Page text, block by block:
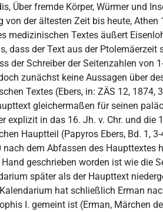
Über fremde Körper, Würmer und
der ältesten Zeit bis heute, Athen
medizinischen Textes äußert
dass der Text aus der Ptolemäerzeit
der Schreiber der Seitenzahlen von
zunächst keine Aussagen über
Textes (Ebers, in: ZÄS 12, 1874,
gleichermaßen für seinen
explizit in das 16. Jh. v. Chr. und die
Hauptteil (Papyros Ebers, Bd. 1, 3-
dem Abfassen des Haupttextes
geschrieben worden ist wie die
später als der Haupttext
hat schließlich Erman
I. gemeint ist (Erman, Märchen